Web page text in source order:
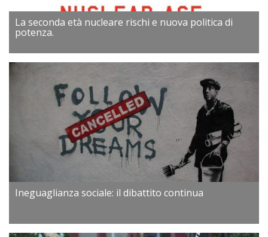
La seconda età nucleare rischi e nuova politica di
potenza.
Ineguaglianza sociale: il dibattito continua